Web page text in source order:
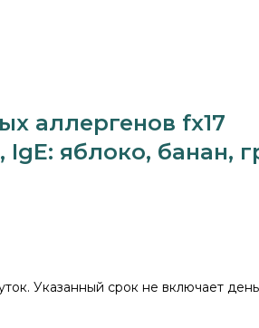
аллергенов fx17
IgE: яблоко, банан,
Указанный срок не включает день